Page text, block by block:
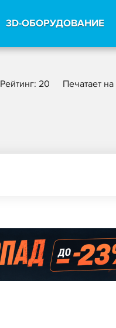
3D-ОБОРУДОВАНИЕ
Рейтинг: 20 Печатает на